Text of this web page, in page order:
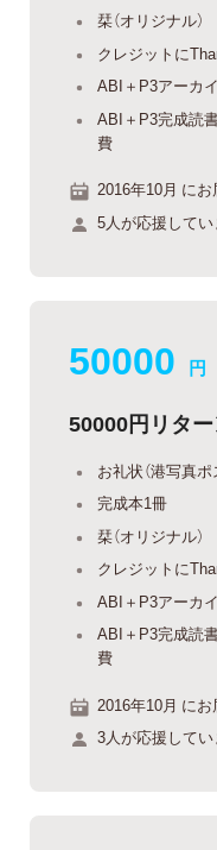
栞（オリジナル）
クレジットに
ABI＋P3アーカイ
ABI＋P3完成読
費
2016年10月 にお
5人が応援してい
50000 円
50000円リタ
お礼状（港写真ポ
完成本1冊
栞（オリジナル）
クレジットに
ABI＋P3アーカイ
ABI＋P3完成読
費
2016年10月 にお
3人が応援してい